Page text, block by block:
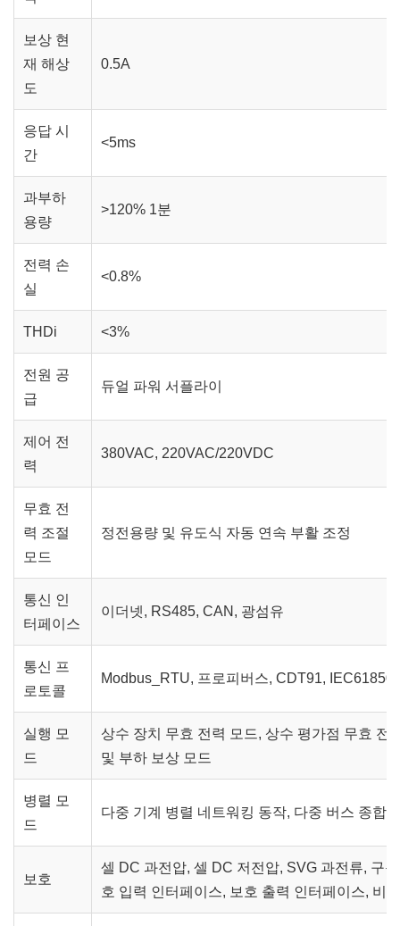
보상 현
재 해상
도
0.5A
응답 시
간
<5ms
과부하
용량
>120% 1분
전력 손
실
<0.8%
THDi <3%
전원 공
급
듀얼 파워 서플라이
제어 전
력
380VAC, 220VAC/220VDC
무효 전
력 조절
모드
정전용량 및 유도식 자동 연속 부활 조정
통신 인
터페이스
이더넷, RS485, CAN, 광섬유
통신 프
로토콜
Modbus_RTU, 프로피버스, CDT91,
실행 모
드
상수 장치 무효 전력 모드, 상수 평가점 무효 전
및 부하 보상 모드
병렬 모
드
다중 기계 병렬 네트워킹 동작, 다중 버스 종합
보호
셀 DC 과전압, 셀 DC 저전압, SVG 과전류, 구
호 입력 인터페이스, 보호 출력 인터페이스, 비